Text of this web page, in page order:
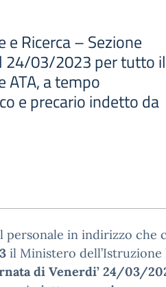
Ricerca – Sezione
24/03/2023 per tutto il
ATA, a tempo
e precario indetto da
personale in indirizzo che
il Ministero
di Venerdi’ 24/03/